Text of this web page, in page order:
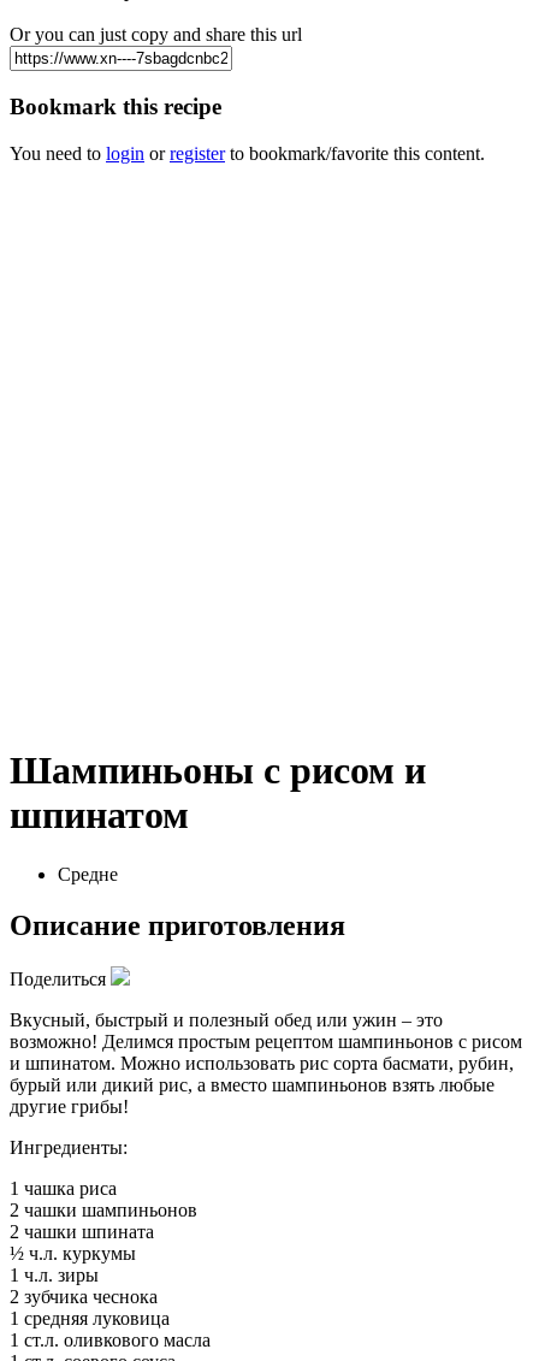
Or you can just copy and share this url
Bookmark this recipe
You need to login orregisterto bookmark/favorite this content.
Шампиньоны с рисом и
шпинатом
Средне
Описание приготовления
Поделиться
Вкусный, быстрый и полезный обед или ужин – это
возможно! Делимся простым рецептом шампиньонов с рисом
и шпинатом. Можно использовать рис сорта басмати, рубин,
бурый или дикий рис, а вместо шампиньонов взять любые
другие грибы!
Ингредиенты:
1 чашка риса
2 чашки шампиньонов
2 чашки шпината
½ ч.л. куркумы
1 ч.л. зиры
2 зубчика чеснока
1 средняя луковица
1 ст.л. оливкового масла